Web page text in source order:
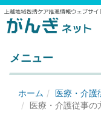
メニュー
ホーム
医療・介護
医療・介護従事の